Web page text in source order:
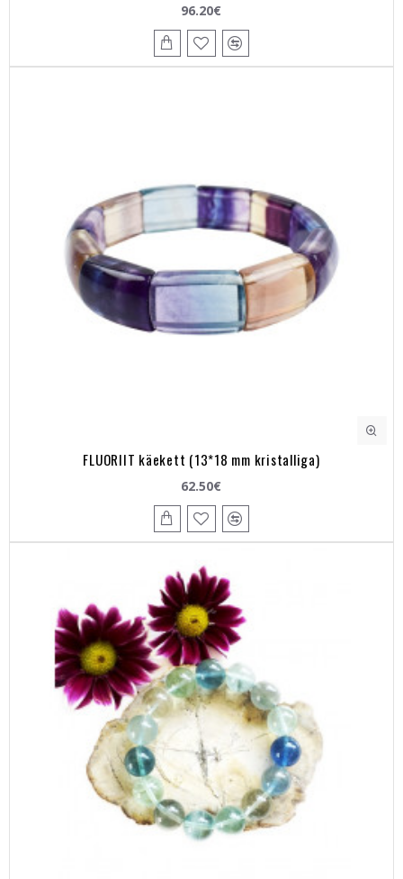
96.20€
FLUORIIT käekett (13*18 mm kristalliga)
62.50€